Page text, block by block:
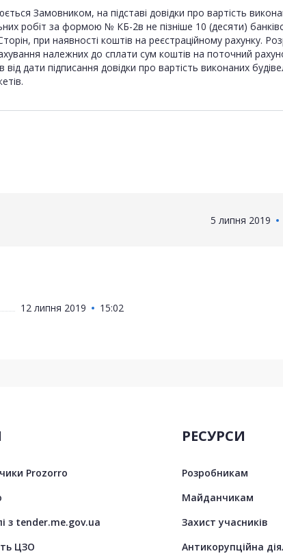
Замовником, на підставі довідки про вартість
робіт за формою № КБ-2в не пізніше 10 (десяти)
при наявності коштів на реєстраційному рахунку.
належних до сплати сум коштів на поточний
від дати підписання довідки про вартість виконаних
5 липня 2019
12 липня 2019 15:02
Prozorro
з tender.me.gov.ua
ЦЗО
РЕСУРСИ
Розробникам
Майданчикам
Захист учасників
Антикорупційна